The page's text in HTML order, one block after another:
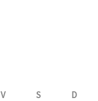
V S
D